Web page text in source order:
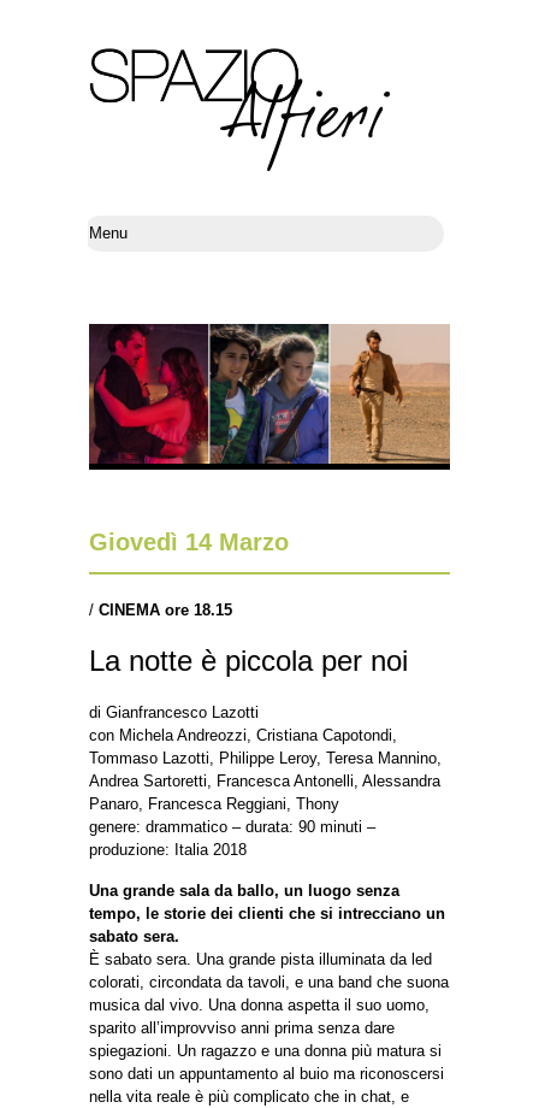
Giovedì 14 Marzo
/ CINEMA ore 18.15
La notte è piccola per noi
di Gianfrancesco Lazotti
con Michela Andreozzi, Cristiana Capotondi,
Tommaso Lazotti, Philippe Leroy, Teresa Mannino,
Andrea Sartoretti, Francesca Antonelli, Alessandra
Panaro, Francesca Reggiani, Thony
genere: drammatico – durata: 90 minuti –
produzione: Italia 2018
Una grande sala da ballo, un luogo senza
tempo, le storie dei clienti che si intrecciano un
sabato sera.
È sabato sera. Una grande pista illuminata da led
colorati, circondata da tavoli, e una band che suona
musica dal vivo. Una donna aspetta il suo uomo,
sparito all’improvviso anni prima senza dare
spiegazioni. Un ragazzo e una donna più matura si
sono dati un appuntamento al buio ma riconoscersi
nella vita reale è più complicato che in chat, e